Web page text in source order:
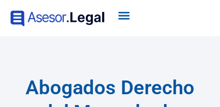
Abogados Derecho